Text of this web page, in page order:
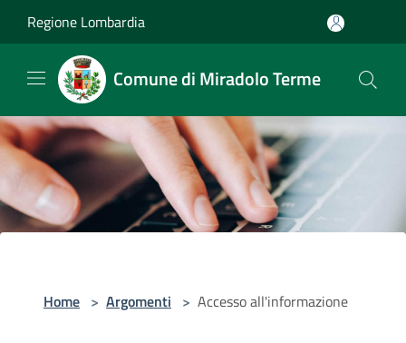
Regione Lombardia
Comune di Miradolo Terme
Home > Argomenti > Accesso all'informazione